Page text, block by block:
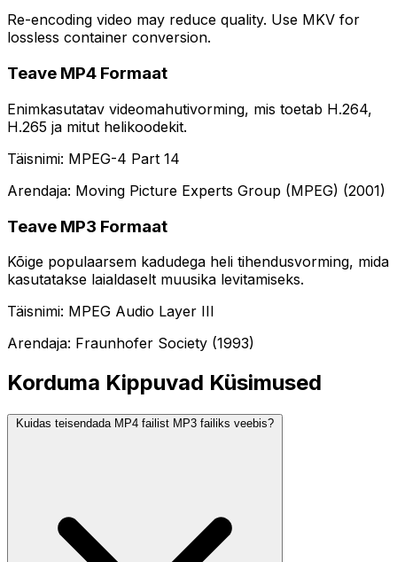
Re-encoding video may reduce quality. Use MKV for
lossless container conversion.
Teave MP4 Formaat
Enimkasutatav videomahutivorming, mis toetab H.264,
H.265 ja mitut helikoodekit.
Täisnimi: MPEG-4 Part 14
Arendaja: Moving Picture Experts Group (MPEG) (2001)
Teave MP3 Formaat
Kõige populaarsem kadudega heli tihendusvorming, mida
kasutatakse laialdaselt muusika levitamiseks.
Täisnimi: MPEG Audio Layer III
Arendaja: Fraunhofer Society (1993)
Korduma Kippuvad Küsimused
Kuidas teisendada MP4 failist MP3 failiks veebis?